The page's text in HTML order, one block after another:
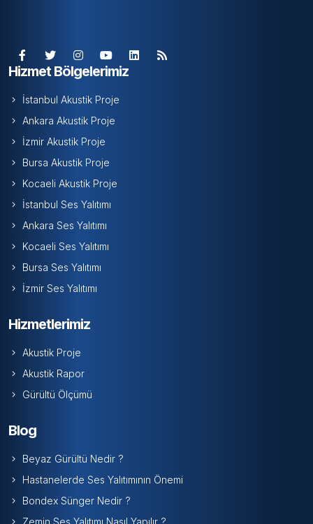
Hizmet Bölgelerimiz
İstanbul Akustik Proje
Ankara Akustik Proje
İzmir Akustik Proje
Bursa Akustik Proje
Kocaeli Akustik Proje
İstanbul Ses Yalıtımı
Ankara Ses Yalıtımı
Kocaeli Ses Yalıtımı
Bursa Ses Yalıtımı
İzmir Ses Yalıtımı
Hizmetlerimiz
Akustik Proje
Akustik Rapor
Gürültü Ölçümü
Blog
Beyaz Gürültü Nedir ?
Hastanelerde Ses Yalıtımının Önemi
Bondex Sünger Nedir ?